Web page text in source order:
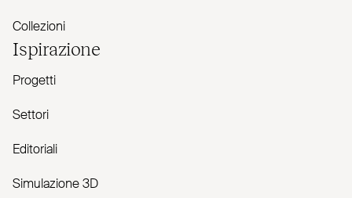
Collezioni
Ispirazione
Progetti
Settori
Editoriali
Simulazione 3D